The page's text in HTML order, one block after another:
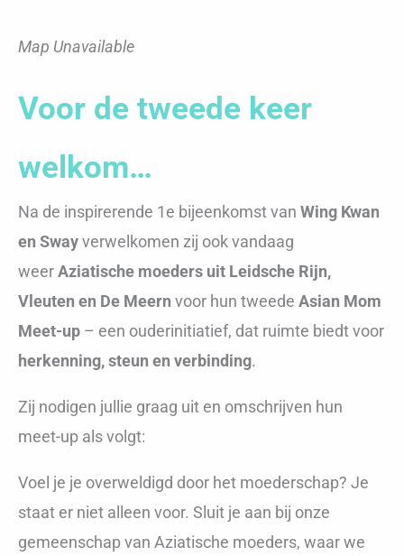
Map Unavailable
Voor de tweede keer
welkom…
Na de inspirerende 1e bijeenkomst van Wing Kwan
en Swayverwelkomen zij ook vandaag
weerAziatische moeders uit Leidsche Rijn,
Vleuten en De Meern voor hun tweede Asian Mom
Meet-up – een ouderinitiatief, dat ruimte biedt voor
herkenning, steun en verbinding.
Zij nodigen jullie graag uit en omschrijven hun
meet-up als volgt:
Voel je je overweldigd door het moederschap? Je
staat er niet alleen voor. Sluit je aan bij onze
gemeenschap van Aziatische moeders, waar we